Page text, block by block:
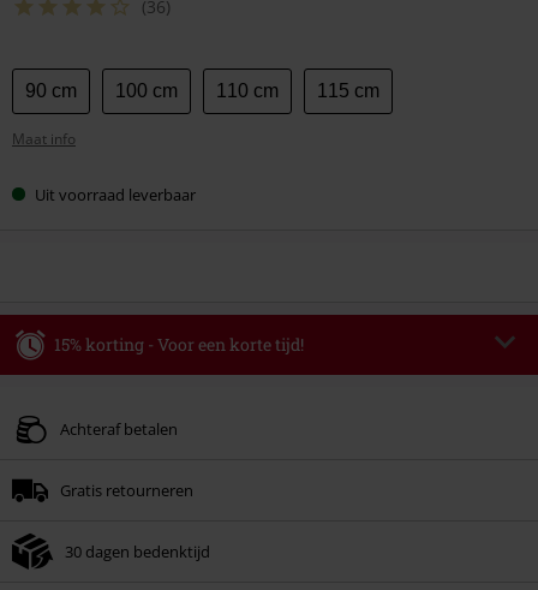
(36)
Kies
je
maat
90 cm 100 cm 110 cm 115 cm
Maat info
Uit voorraad leverbaar
15% korting - Voor een korte tijd!
Alleen geldig op 06-08-2026 van 16:00 t/m 23:59 uur.
Zodra je de code hebt ingevoerd, wordt de korting automatisch verrekend in
Kan niet gecombineerd worden met andere kortingscodes. Boeken, media,
Achteraf betalen
Gratis retourneren
30 dagen bedenktijd